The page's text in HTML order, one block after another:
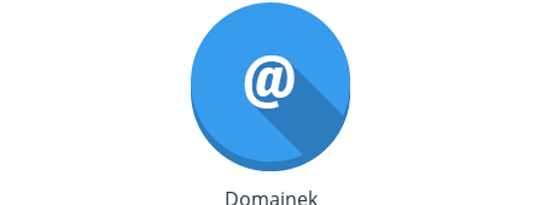
Domainek